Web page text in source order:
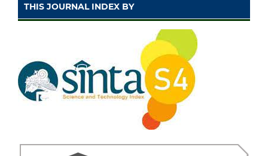
THIS JOURNAL INDEX BY